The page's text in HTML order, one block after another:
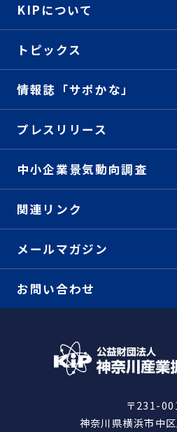
KIPについて
トピックス
情報誌「サポかな」
プレスリリース
中小企業景気動向調査
関連リンク
メールマガジン
お問い合わせ
〒231-
神奈川県横浜市中